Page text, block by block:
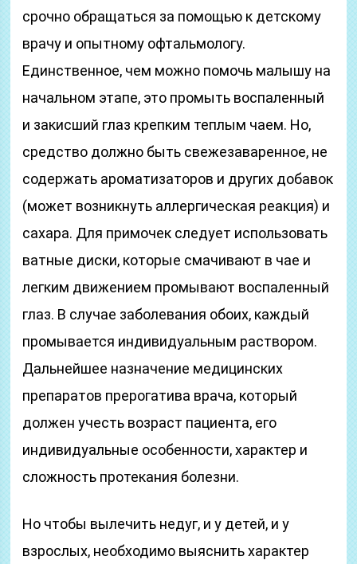
срочно обращаться за помощью к детскому
врачу и опытному офтальмологу.
Единственное, чем можно помочь малышу на
начальном этапе, это промыть воспаленный
и закисший глаз крепким теплым чаем. Но,
средство должно быть свежезаваренное, не
содержать ароматизаторов и других добавок
(может возникнуть аллергическая реакция) и
сахара. Для примочек следует использовать
ватные диски, которые смачивают в чае и
легким движением промывают воспаленный
глаз. В случае заболевания обоих, каждый
промывается индивидуальным раствором.
Дальнейшее назначение медицинских
препаратов прерогатива врача, который
должен учесть возраст пациента, его
индивидуальные особенности, характер и
сложность протекания болезни.
Но чтобы вылечить недуг, и у детей, и у
взрослых, необходимо выяснить характер